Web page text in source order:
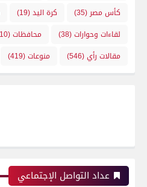
كأس مصر(35) كرة اليد(19)
لقاءات وحوارات(38) محافظات(10210)
مقالات رأي(546) منوعات(419)
عداد التواصل الإجتماعي